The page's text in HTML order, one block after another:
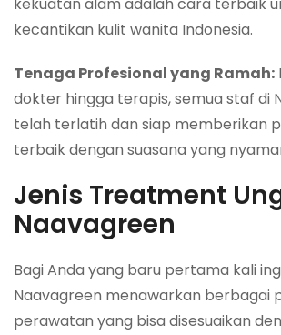
kekuatan alam adalah cara terbaik
kecantikan kulit wanita Indonesia.
Tenaga Profesional yang Ramah:
dokter hingga terapis, semua staf di
telah terlatih dan siap memberikan
terbaik dengan suasana yang
Jenis Treatment
Naavagreen
Bagi Anda yang baru pertama kali
Naavagreen menawarkan berbagai
perawatan yang bisa disesuaikan